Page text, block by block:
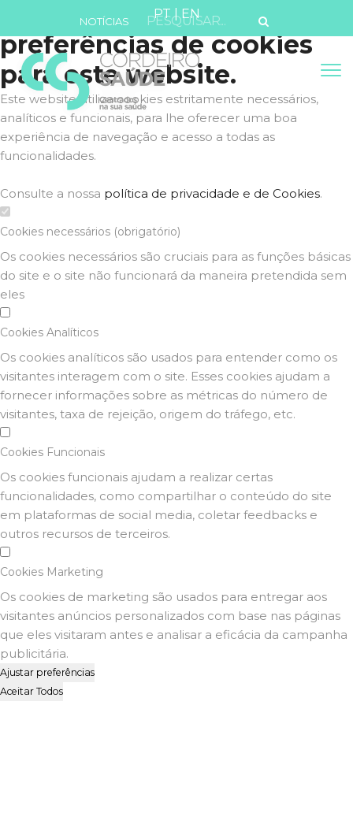
Defina as suas
preferências de cookies
para este website.
Este website utiliza cookies estritamente necessários,
analíticos e funcionais, para lhe oferecer uma boa
experiência de navegação e acesso a todas as
funcionalidades.
Consulte a nossa política de privacidade e de Cookies.
Cookies necessários (obrigatório)
Os cookies necessários são cruciais para as funções básicas
do site e o site não funcionará da maneira pretendida sem
eles
Cookies Analíticos
Os cookies analíticos são usados para entender como os
visitantes interagem com o site. Esses cookies ajudam a
fornecer informações sobre as métricas do número de
visitantes, taxa de rejeição, origem do tráfego, etc.
Cookies Funcionais
Os cookies funcionais ajudam a realizar certas
funcionalidades, como compartilhar o conteúdo do site
em plataformas de social media, coletar feedbacks e
outros recursos de terceiros.
Cookies Marketing
Os cookies de marketing são usados para entregar aos
visitantes anúncios personalizados com base nas páginas
que eles visitaram antes e analisar a eficácia da campanha
publicitária.
Ajustar preferências
Aceitar Todos
PT| EN
NOTÍCIAS